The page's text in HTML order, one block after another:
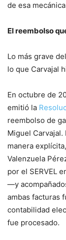
de esa
El reembolso
Lo más grave
lo que Carvajal
En octubre de
emitió la
reembolso de
Miguel
manera
Valenzuela
por el SERVEL
—y
ambas facturas
contabilidad
fue procesado.